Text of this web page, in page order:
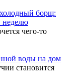
борщ:
неделю
чего-то
воды на дом
становится